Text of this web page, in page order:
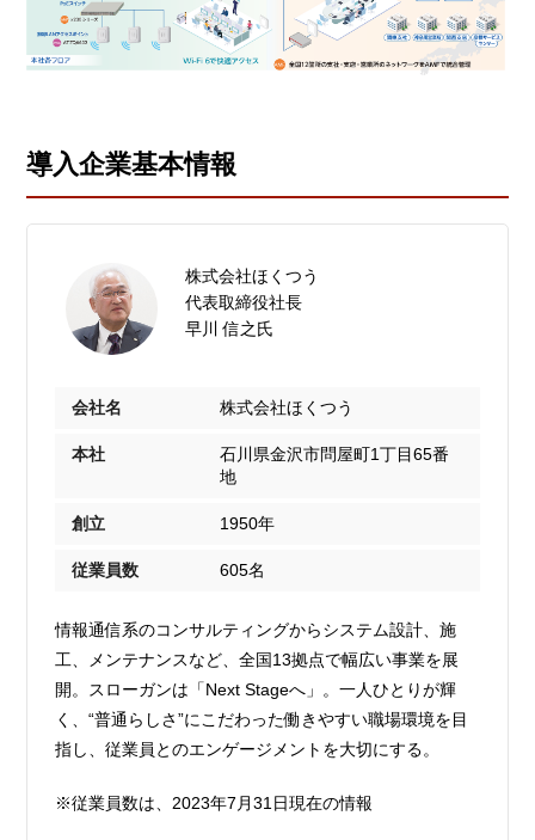
導入企業基本情報
株式会社ほくつう
代表取締役社長
早川 信之氏
会社名 株式会社ほくつう
本社
石川県金沢市問屋町1丁目65番
地
創立 1950年
従業員数 605名
情報通信系のコンサルティングからシステム設計、施
工、メンテナンスなど、全国13拠点で幅広い事業を展
開。スローガンは「Next Stageへ」。一人ひとりが輝
く、“普通らしさ”にこだわった働きやすい職場環境を目
指し、従業員とのエンゲージメントを大切にする。
※従業員数は、2023年7月31日現在の情報